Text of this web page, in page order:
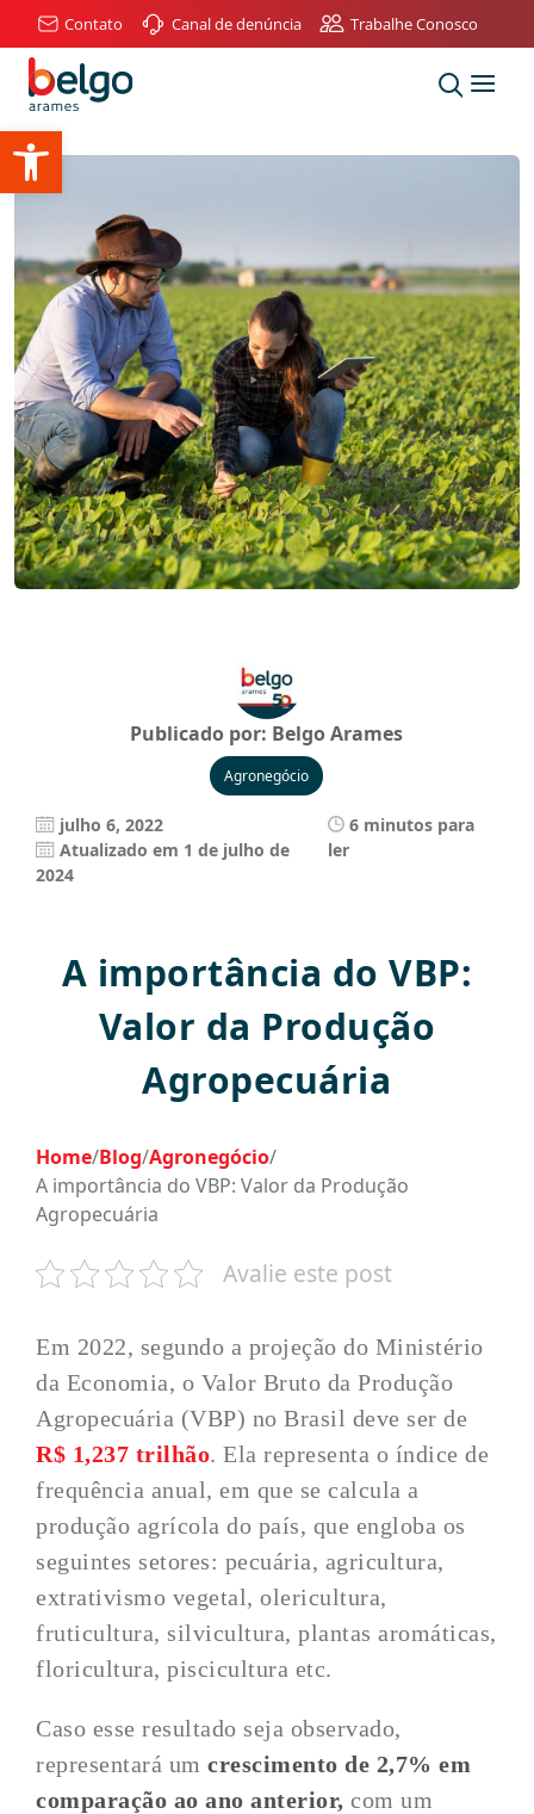
Abrir a barra de ferramentas
Contato Canal de denúncia Trabalhe Conosco
Publicado por: Belgo Arames
Agronegócio
julho 6, 2022
Atualizado em 1 de julho de
2024
6 minutos para
ler
A importância do VBP:
Valor da Produção
Agropecuária
Home/Blog/Agronegócio/
A importância do VBP: Valor da Produção
Agropecuária
Avalie este post
Em 2022, segundo a projeção do Ministério
da Economia, o Valor Bruto da Produção
Agropecuária (VBP) no Brasil deve ser de
R$ 1,237 trilhão. Ela representa o índice de
frequência anual, em que se calcula a
produção agrícola do país, que engloba os
seguintes setores: pecuária, agricultura,
extrativismo vegetal, olericultura,
fruticultura, silvicultura, plantas aromáticas,
floricultura, piscicultura etc.
Caso esse resultado seja observado,
representará um crescimento de 2,7% em
comparação ao ano anterior, com um